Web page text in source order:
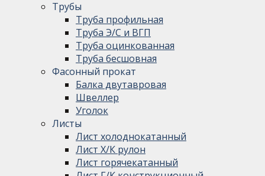
Трубы
Труба профильная
Труба Э/С и ВГП
Труба оцинкованная
Труба бесшовная
Фасонный прокат
Балка двутавровая
Швеллер
Уголок
Листы
Лист холоднокатанный
Лист Х/К рулон
Лист горячекатанный